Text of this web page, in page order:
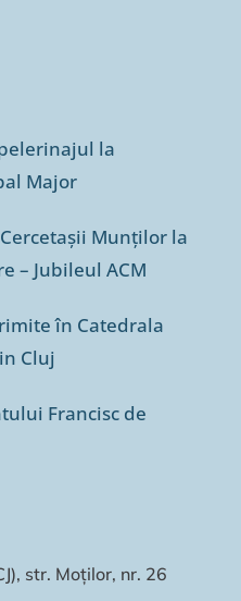
la
Major
Munților la
– Jubileul ACM
în Catedrala
Cluj
Francisc de
str. Moților, nr. 26